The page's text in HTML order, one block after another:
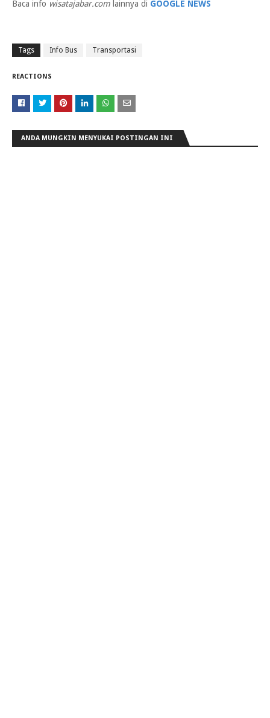
Baca info wisatajabar.com lainnya di GOOGLE NEWS
Tags Info Bus Transportasi
REACTIONS
ANDA MUNGKIN MENYUKAI POSTINGAN INI